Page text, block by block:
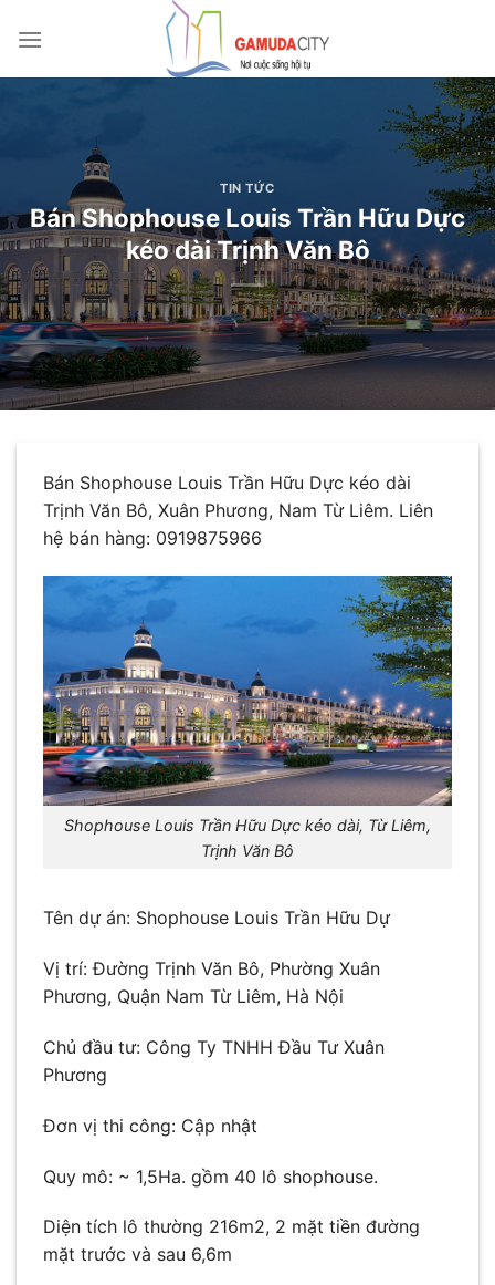
qua
TIN TỨC
Bán Shophouse Louis Trần Hữu Dực
kéo dài Trịnh Văn Bô
Bán Shophouse Louis Trần Hữu Dực kéo dài
Trịnh Văn Bô, Xuân Phương, Nam Từ Liêm. Liên
hệ bán hàng: 0919875966
Shophouse Louis Trần Hữu Dực kéo dài, Từ Liêm,
Trịnh Văn Bô
Tên dự án: Shophouse Louis Trần Hữu Dự
Vị trí: Đường Trịnh Văn Bô, Phường Xuân
Phương, Quận Nam Từ Liêm, Hà Nội
Chủ đầu tư: Công Ty TNHH Đầu Tư Xuân
Phương
Đơn vị thi công: Cập nhật
Quy mô: ~ 1,5Ha. gồm 40 lô shophouse.
Diện tích lô thường 216m2, 2 mặt tiền đường
mặt trước và sau 6,6m